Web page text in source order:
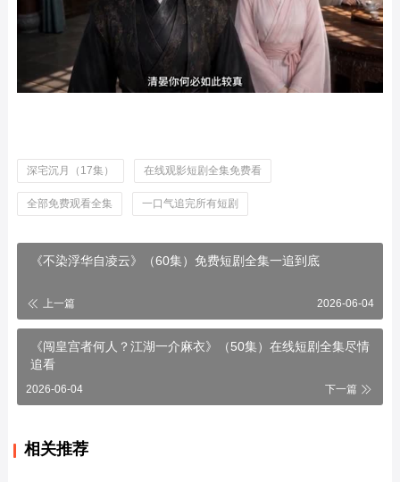
深宅沉月（17集） 在线观影短剧全集免费看
全部免费观看全集 一口气追完所有短剧
《不染浮华自凌云》（60集）免费短剧全集一追到底
上一篇 2026-06-04
《闯皇宫者何人？江湖一介麻衣》（50集）在线短剧全集尽情
追看
2026-06-04 下一篇
相关推荐